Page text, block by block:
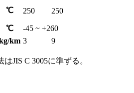
℃ 250 250
℃
-45 ~ +260
km 3 9
JIS C 3005に準ずる。